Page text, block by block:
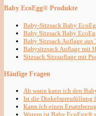
Baby EcoEgg® Produkte
Baby-Sitzsack Baby
Baby Sitzsack Baby
Baby Sitzsack Auflage aus
Babysitzsack Auflage mit
Sitzsack Sitzauflage mit
Häufige Fragen
Ab wann kann ich den
Ist die Dinkelspreufüllung
Kann ich einen
Warum ist Baby EcoEgg®